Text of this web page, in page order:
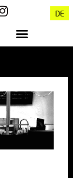
DE